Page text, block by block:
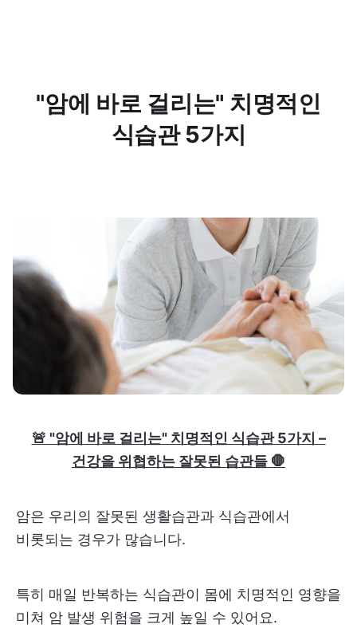
"암에 바로 걸리는" 치명적인
식습관 5가지
🚨 "암에 바로 걸리는" 치명적인 식습관 5가지 –
건강을 위협하는 잘못된 습관들 🛑
암은 우리의 잘못된 생활습관과 식습관에서
비롯되는 경우가 많습니다.
특히 매일 반복하는 식습관이 몸에 치명적인 영향을
미쳐 암 발생 위험을 크게 높일 수 있어요.